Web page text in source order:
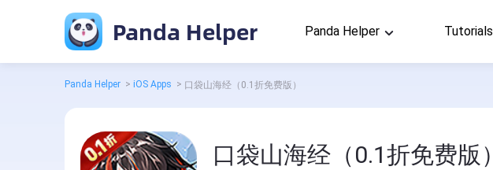
Panda Helper Panda Helper Tutorials
Panda Helper > iOS Apps > 口袋山海经（0.1折免费版）
口袋山海经（0.1折免费版）